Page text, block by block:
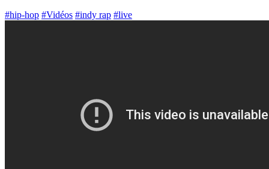
#hip-hop #Vidéos #indy rap #live